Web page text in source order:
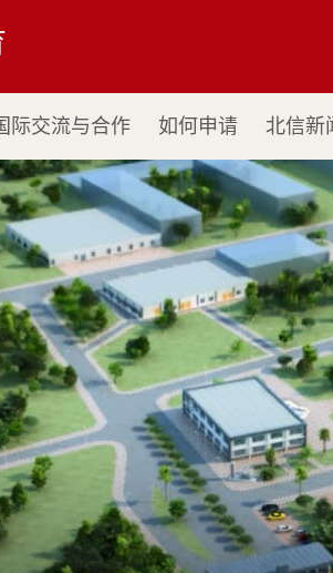
际交流与合作 如何申请 北信新